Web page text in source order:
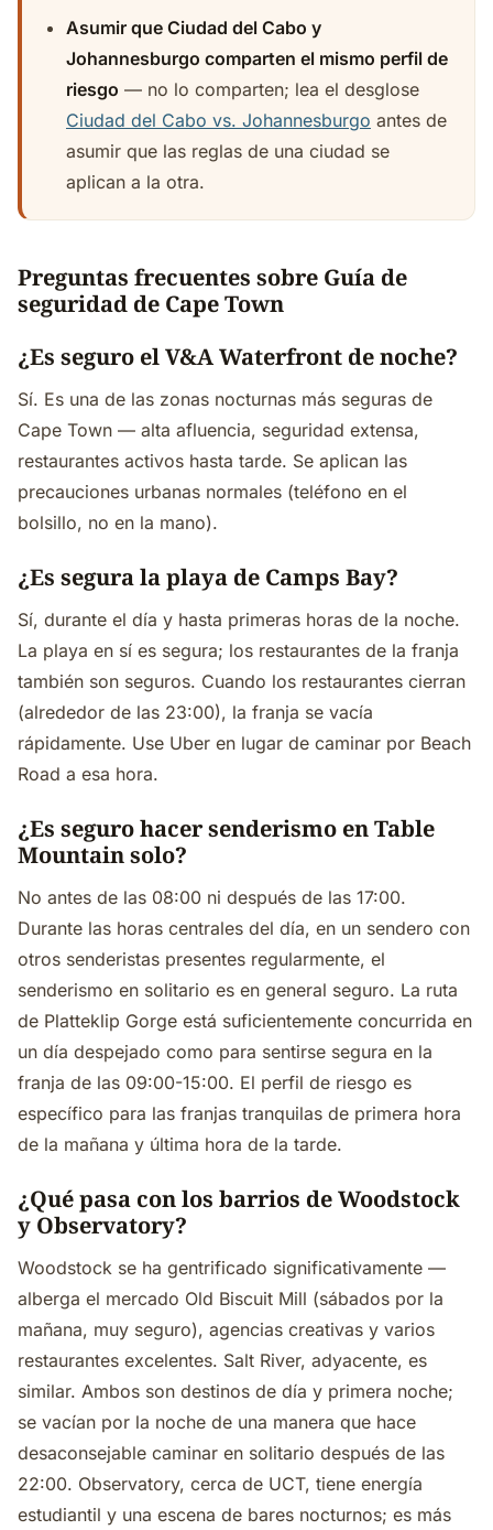
Asumir que Ciudad del Cabo y
Johannesburgo comparten el mismo perfil de
riesgo — no lo comparten; lea el desglose
Ciudad del Cabo vs. Johannesburgo antes de
asumir que las reglas de una ciudad se
aplican a la otra.
Preguntas frecuentes sobre Guía de
seguridad de Cape Town
¿Es seguro el V&A Waterfront de noche?
Sí. Es una de las zonas nocturnas más seguras de
Cape Town — alta afluencia, seguridad extensa,
restaurantes activos hasta tarde. Se aplican las
precauciones urbanas normales (teléfono en el
bolsillo, no en la mano).
¿Es segura la playa de Camps Bay?
Sí, durante el día y hasta primeras horas de la noche.
La playa en sí es segura; los restaurantes de la franja
también son seguros. Cuando los restaurantes cierran
(alrededor de las 23:00), la franja se vacía
rápidamente. Use Uber en lugar de caminar por Beach
Road a esa hora.
¿Es seguro hacer senderismo en Table
Mountain solo?
No antes de las 08:00 ni después de las 17:00.
Durante las horas centrales del día, en un sendero con
otros senderistas presentes regularmente, el
senderismo en solitario es en general seguro. La ruta
de Platteklip Gorge está suficientemente concurrida en
un día despejado como para sentirse segura en la
franja de las 09:00-15:00. El perfil de riesgo es
específico para las franjas tranquilas de primera hora
de la mañana y última hora de la tarde.
¿Qué pasa con los barrios de Woodstock
y Observatory?
Woodstock se ha gentrificado significativamente —
alberga el mercado Old Biscuit Mill (sábados por la
mañana, muy seguro), agencias creativas y varios
restaurantes excelentes. Salt River, adyacente, es
similar. Ambos son destinos de día y primera noche;
se vacían por la noche de una manera que hace
desaconsejable caminar en solitario después de las
22:00. Observatory, cerca de UCT, tiene energía
estudiantil y una escena de bares nocturnos; es más